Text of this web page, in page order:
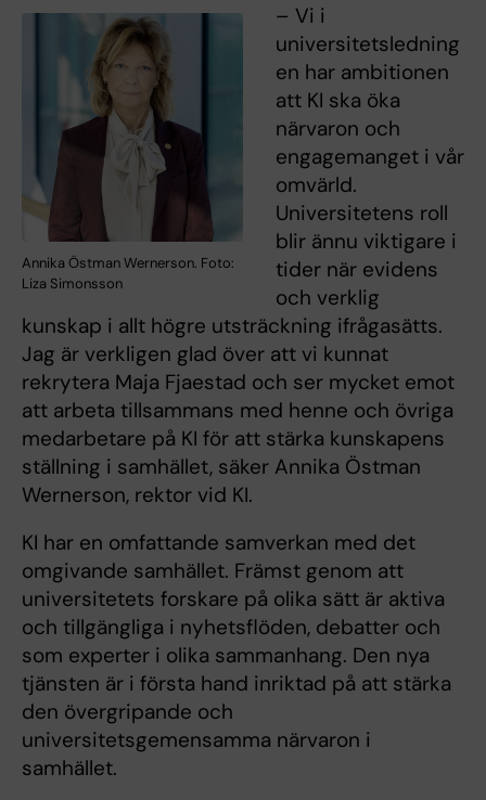
Annika Östman Wernerson. Foto:
Liza Simonsson
– Vi i
universitetsledning
en har ambitionen
att KI ska öka
närvaron och
engagemanget i vår
omvärld.
Universitetens roll
blir ännu viktigare i
tider när evidens
och verklig
kunskap i allt högre utsträckning ifrågasätts.
Jag är verkligen glad över att vi kunnat
rekrytera Maja Fjaestad och ser mycket emot
att arbeta tillsammans med henne och övriga
medarbetare på KI för att stärka kunskapens
ställning i samhället, säker Annika Östman
Wernerson, rektor vid KI.
KI har en omfattande samverkan med det
omgivande samhället. Främst genom att
universitetets forskare på olika sätt är aktiva
och tillgängliga i nyhetsflöden, debatter och
som experter i olika sammanhang. Den nya
tjänsten är i första hand inriktad på att stärka
den övergripande och
universitetsgemensamma närvaron i
samhället.